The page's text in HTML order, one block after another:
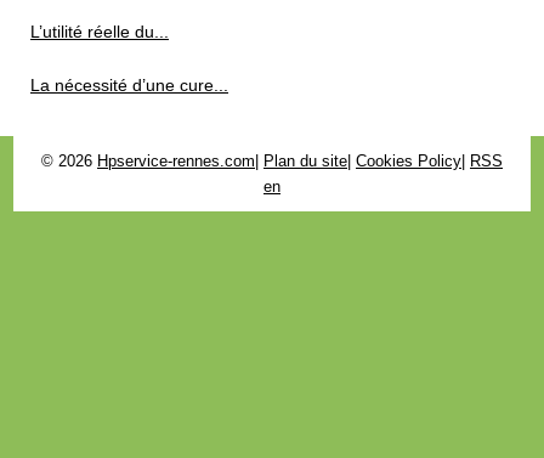
L’utilité réelle du...
La nécessité d’une cure...
© 2026 Hpservice-rennes.com Plan du site Cookies Policy RSS
en